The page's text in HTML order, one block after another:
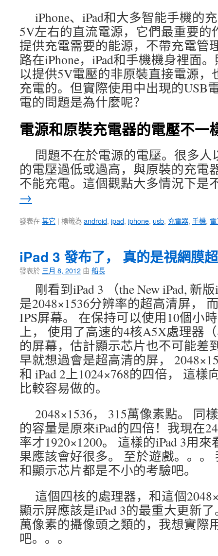
iPhone、iPad和大多智能手機的
5V左右的直流電源，它們最重要的
提供充電需要的能源，不帶充電管
路在iPhone，iPad和手機機身裡面
以提供5V電壓的非原裝直接電源，
充電的。但實際使用中出現的USB
電的問題是為什麼呢？
電源和原裝充電器的電壓不一
問題不在於電源的電壓。很多人
的電壓過低或過高，與原裝的充電
不能充電。這個觀點大多情況下是
→
發表在其它 | 標籤為android, ipad, iphone, usb, 充電器, 手機,
iPad 3 發布了， 真的是視網膜
發表於 三月 8, 2012 由 船長
剛看到iPad 3 （the New iPad, 新
是2048×1536分辨率的超高清屏，
IPS屏幕。 在保持可以使用10個小
上， 使用了高速的4核A5X處理器
的屏幕，估計顯示芯片也不可能差
早就想過會是超高清的屏，
和 iPad 2上1024×768的四倍， 這
比較容易做的。
2048×1536， 315萬像素點。 同
的容量是原來iPad的四倍！我現在
率才1920×1200。 這樣的iPad 3用
果應該會好很多。 至於遊戲。。。
和顯示芯片都是不小的考驗吧。
這個四核的處理器，和這個
顯示屏應該是iPad 3的最重大更新
萬像素的攝像頭之類的，我想實際
吧。。。